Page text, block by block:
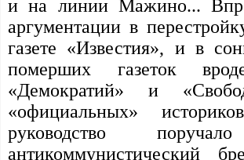
и на линии Мажино...
аргументации в
газете «Известия», и в
померших газеток
«Демократий» и
«официальных»
руководство
антикоммунистический